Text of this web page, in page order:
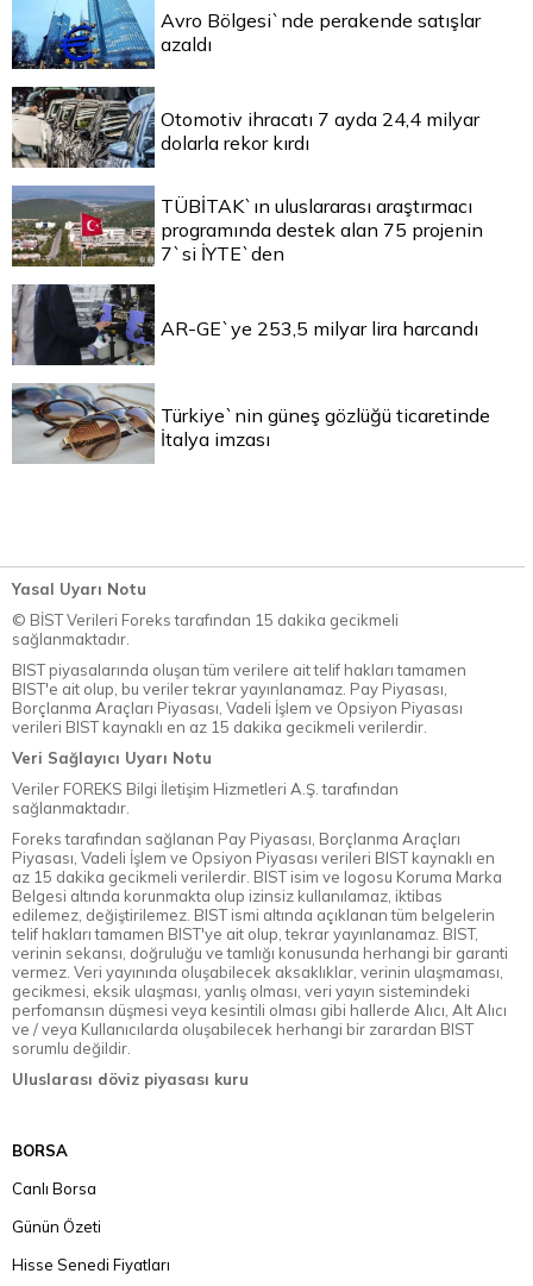
Avro Bölgesi`nde perakende satışlar
azaldı
Otomotiv ihracatı 7 ayda 24,4 milyar
dolarla rekor kırdı
TÜBİTAK`ın uluslararası araştırmacı
programında destek alan 75 projenin
7`si İYTE`den
AR-GE`ye 253,5 milyar lira harcandı
Türkiye`nin güneş gözlüğü ticaretinde
İtalya imzası
Yasal Uyarı Notu
© BİST Verileri Foreks tarafından 15 dakika gecikmeli
sağlanmaktadır.
BIST piyasalarında oluşan tüm verilere ait telif hakları tamamen
BIST'e ait olup, bu veriler tekrar yayınlanamaz. Pay Piyasası,
Borçlanma Araçları Piyasası, Vadeli İşlem ve Opsiyon Piyasası
verileri BIST kaynaklı en az 15 dakika gecikmeli verilerdir.
Veri Sağlayıcı Uyarı Notu
Veriler FOREKS Bilgi İletişim Hizmetleri A.Ş. tarafından
sağlanmaktadır.
Foreks tarafından sağlanan Pay Piyasası, Borçlanma Araçları
Piyasası, Vadeli İşlem ve Opsiyon Piyasası verileri BIST kaynaklı en
az 15 dakika gecikmeli verilerdir. BIST isim ve logosu Koruma Marka
Belgesi altında korunmakta olup izinsiz kullanılamaz, iktibas
edilemez, değiştirilemez. BIST ismi altında açıklanan tüm belgelerin
telif hakları tamamen BIST'ye ait olup, tekrar yayınlanamaz. BIST,
verinin sekansı, doğruluğu ve tamlığı konusunda herhangi bir garanti
vermez. Veri yayınında oluşabilecek aksaklıklar, verinin ulaşmaması,
gecikmesi, eksik ulaşması, yanlış olması, veri yayın sistemindeki
perfomansın düşmesi veya kesintili olması gibi hallerde Alıcı, Alt Alıcı
ve / veya Kullanıcılarda oluşabilecek herhangi bir zarardan BIST
sorumlu değildir.
Uluslarası döviz piyasası kuru
BORSA
Canlı Borsa
Günün Özeti
Hisse Senedi Fiyatları